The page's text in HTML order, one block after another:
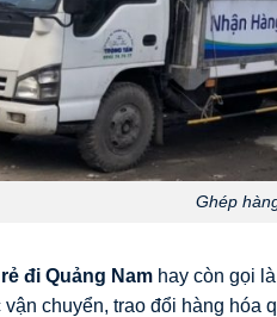
Ghép
đi Quảng Nam hay còn gọi
vận chuyển, trao đổi hàng hóa